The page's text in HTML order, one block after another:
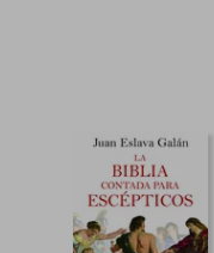
Rápido